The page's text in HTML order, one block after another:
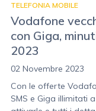
TELEFONIA MOBILE
Vodafone
con Giga,
2023
02 Novembre 2023
Con le offerte
SMS e Giga illimitati